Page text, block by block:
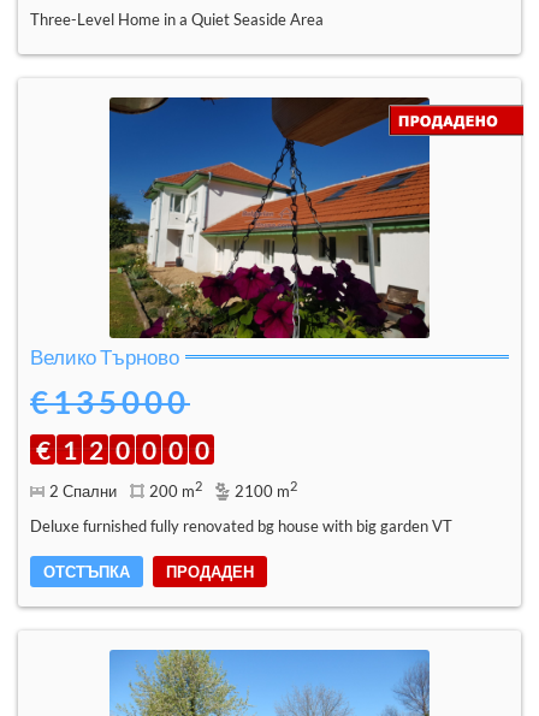
Three-Level Home in a Quiet Seaside Area
Велико Търново
€135000
€ 1 2 0 0 0 0
2 Спални 200 m2 2100 m2
Deluxe furnished fully renovated bg house with big garden VT
ОТСТЪПКА ПРОДАДЕН